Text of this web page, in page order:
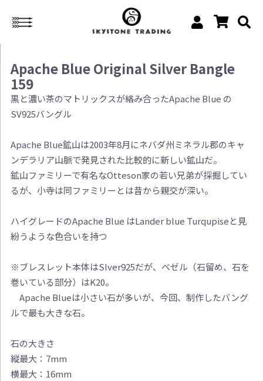
Apache Blue Original Silver Bangle
159
黒と濃い茶のマトリックスが絡み合ったApache Blue の
SV925バングル
Apache Blue鉱山は2003年8月にネバダ州ミネラル郡のキャ
ンデラリア山脈で発見された比較的に新しい鉱山だ。
鉱山ファミリーで有名なOtteson家の若い兄弟が採掘してい
るが、小寺は同ファミリーとは昔から親交が深い。
ハイグレードのApache Blue はLander blue Turqupiseと見
紛うような色合いを持つ
※ブレスレット本体はSlver925だが、ベゼル（石留め、石を
巻いている部分）はK20。
Apache Blueは小さい石が多いが、今回、制作したバング
ルで最も大きな石。
石の大きさ
縦最大：7mm
横最大：16mm